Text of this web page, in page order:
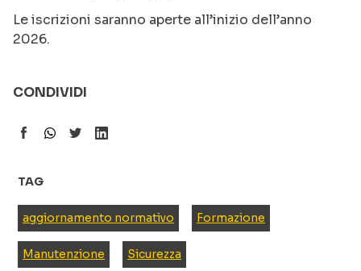
Le iscrizioni saranno aperte all’inizio dell’anno
2026.
CONDIVIDI
TAG
aggiornamento normativo Formazione
Manutenzione Sicurezza